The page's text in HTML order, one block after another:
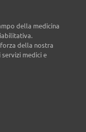
della medicina
della nostra
medici e